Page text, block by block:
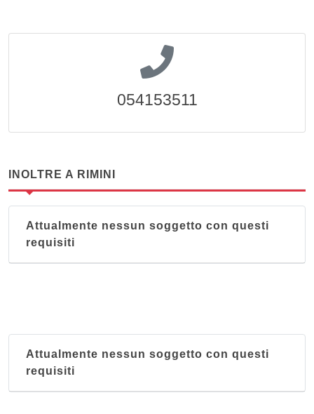
054153511
INOLTRE A RIMINI
Attualmente nessun soggetto con questi
requisiti
Attualmente nessun soggetto con questi
requisiti